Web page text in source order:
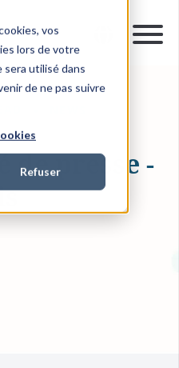
vos
lors de votre
sera utilisé dans
de ne pas suivre
Refuser
de presse -